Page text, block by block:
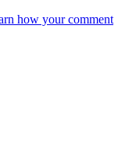
how your comment